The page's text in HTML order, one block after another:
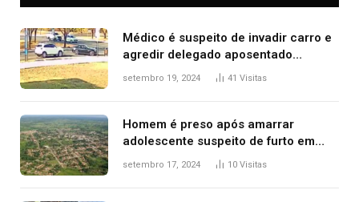
Médico é suspeito de invadir carro e
agredir delegado aposentado
durante confusão no trânsito
setembro 19, 2024 41 Visitas
Homem é preso após amarrar
adolescente suspeito de furto em
estaca de cerca e agredi-lo
setembro 17, 2024 10 Visitas